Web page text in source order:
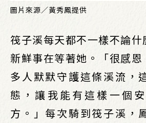
圖片來源／黃秀鳳提供
筏子溪每天都不一樣不論
新鮮事在等著她。「很感
多人默默守護這條溪流，
態，讓我能有這樣一個
方。」每次騎到筏子溪，